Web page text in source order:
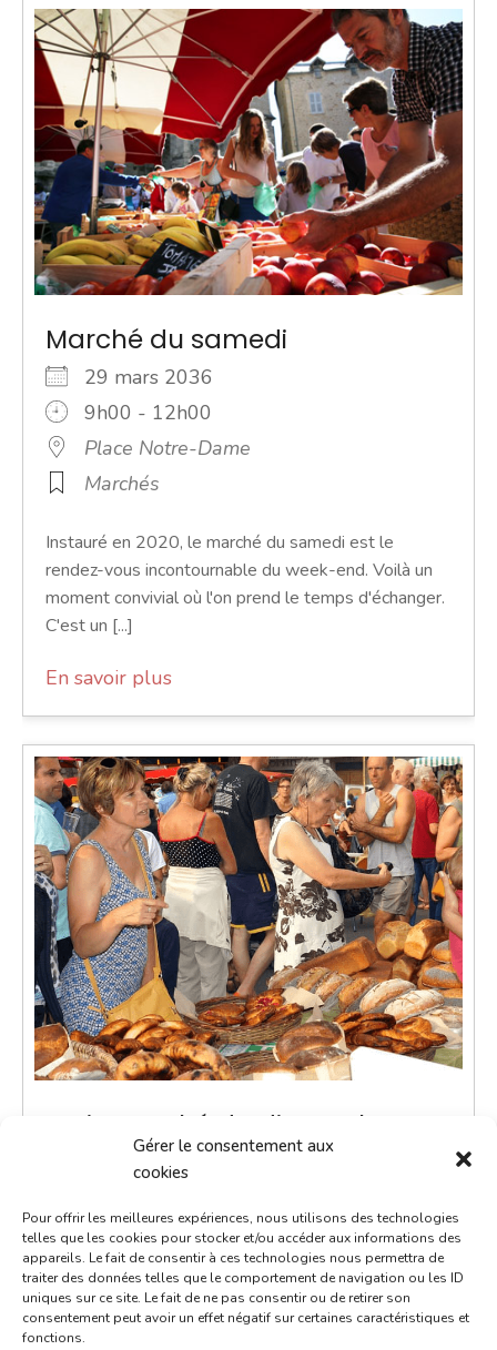
Gérer le consentement aux
cookies
Pour offrir les meilleures expériences, nous utilisons des technologies
telles que les cookies pour stocker et/ou accéder aux informations des
appareils. Le fait de consentir à ces technologies nous permettra de
traiter des données telles que le comportement de navigation ou les ID
uniques sur ce site. Le fait de ne pas consentir ou de retirer son
consentement peut avoir un effet négatif sur certaines caractéristiques et
fonctions.
Marché du samedi
29 mars 2036
9h00 - 12h00
Place Notre-Dame
Marchés
Instauré en 2020, le marché du samedi est le
rendez-vous incontournable du week-end. Voilà un
moment convivial où l'on prend le temps d'échanger.
C'est un [...]
En savoir plus
Petit marché du dimanche
30 mars 2036
Place de la République
Marchés
Le petit marché du dimanche est un moment de